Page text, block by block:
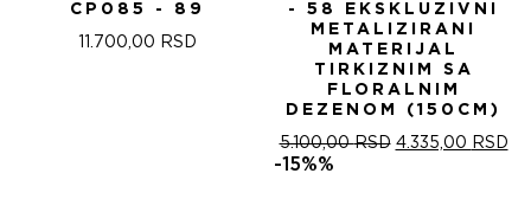
CP085 - 89
11.700,00 RSD
- 58 EKSKLUZIVNI
METALIZIRANI
MATERIJAL
TIRKIZNIM SA
FLORALNIM
DEZENOM (150CM)
5.100,00RSD ОРИГИНАЛНА
4.335,00 RSD
-15%%